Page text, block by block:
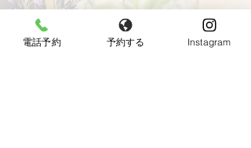
LINEでお問い合わせ
電話予約 予約する Instagram